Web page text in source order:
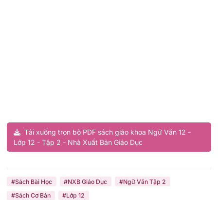
Tải xuống trọn bộ PDF sách giáo khoa Ngữ Văn 12 -
Lớp 12 - Tập 2 - Nhà Xuất Bản Giáo Dục
#Sách Bài Học #NXB Giáo Dục
#Ngữ Văn Tập 2
#Sách Cơ Bản
#Lớp 12